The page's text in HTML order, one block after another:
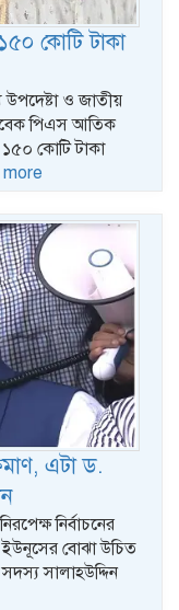
কোটি টাকা
উপদেষ্টা ও জাতীয়
পিএস আতিক
১৫০ কোটি টাকা
এটা ড.
নির্বাচনের
বোঝা উচিত
সালাহউদ্দিন